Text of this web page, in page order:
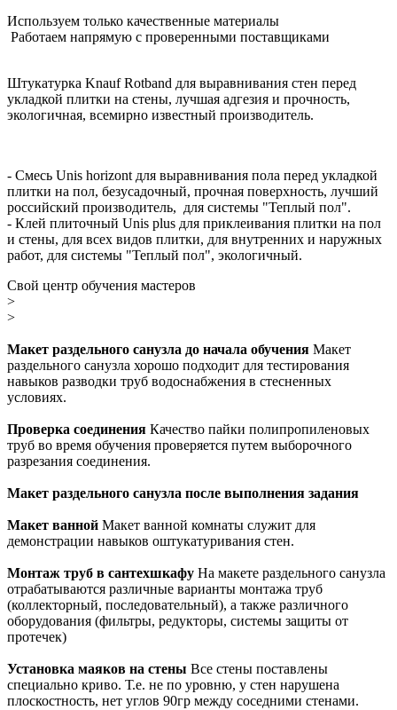
Используем только качественные материалы
Работаем напрямую с проверенными поставщиками
Штукатурка Knauf Rotband для выравнивания стен перед
укладкой плитки на стены, лучшая адгезия и прочность,
экологичная, всемирно известный производитель.
- Смесь Unis horizont для выравнивания пола перед укладкой
плитки на пол, безусадочный, прочная поверхность, лучший
российский производитель, для сиcтемы "Теплый пол".
- Клей плиточный Unis plus для приклеивания плитки на пол
и стены, для всех видов плитки, для внутренних и наружных
работ, для сиcтемы "Теплый пол", экологичный.
Свой центр обучения мастеров
>
>
Макет раздельного санузла до начала обучения Макет
раздельного санузла хорошо подходит для тестирования
навыков разводки труб водоснабжения в стесненных
условиях.
Проверка соединения Качество пайки полипропиленовых
труб во время обучения проверяется путем выборочного
разрезания соединения.
Макет раздельного санузла после выполнения задания
Макет ванной Макет ванной комнаты служит для
демонстрации навыков оштукатуривания стен.
Монтаж труб в сантехшкафу На макете раздельного санузла
отрабатываются различные варианты монтажа труб
(коллекторный, последовательный), а также различного
оборудования (фильтры, редукторы, системы защиты от
протечек)
Установка маяков на стены Все стены поставлены
специально криво. Т.е. не по уровню, у стен нарушена
плоскостность, нет углов 90гр между соседними стенами.